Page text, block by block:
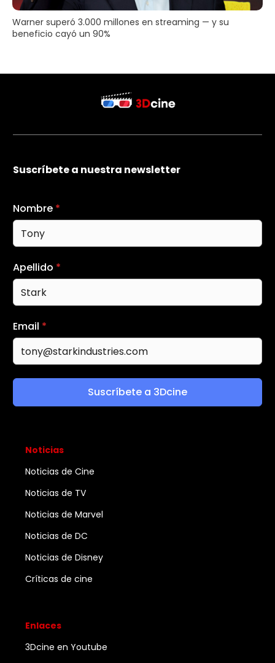
Warner superó 3.000 millones en streaming — y su
beneficio cayó un 90%
Suscríbete a nuestra newsletter
Nombre *
Apellido *
Email *
Suscríbete a 3Dcine
Noticias
Noticias de Cine
Noticias de TV
Noticias de Marvel
Noticias de DC
Noticias de Disney
Críticas de cine
Enlaces
3Dcine en Youtube